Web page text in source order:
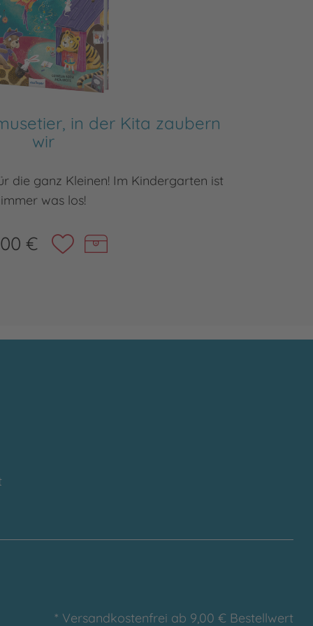
in der Kita zaubern
wir
die ganz Kleinen! Im Kindergarten ist
immer was los!
€
* Versandkostenfrei ab 9,00 € Bestellwert